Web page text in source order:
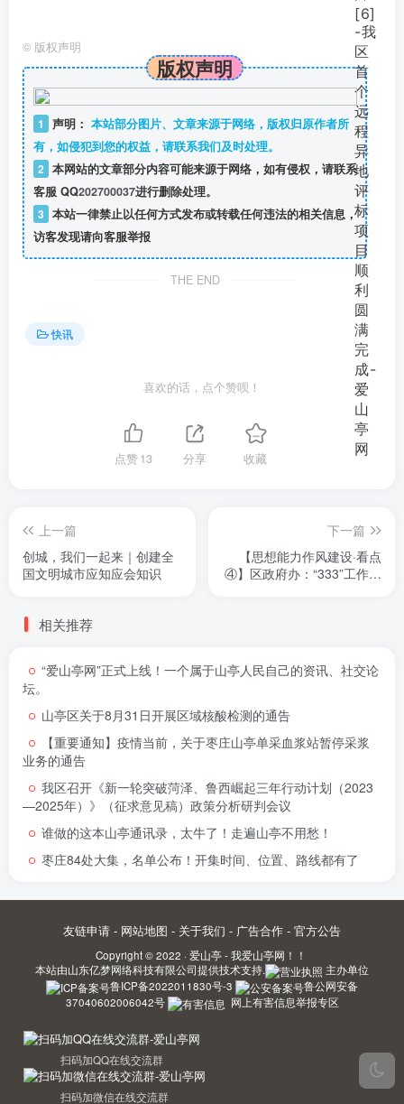
© 版权声明
版权声明
1 声明： 本站部分图片、文章来源于网络，版权归原作者所
有，如侵犯到您的权益，请联系我们及时处理。
2 本网站的文章部分内容可能来源于网络，如有侵权，请联系
客服 QQ202700037进行删除处理。
3 本站一律禁止以任何方式发布或转载任何违法的相关信息，
访客发现请向客服举报
THE END
快讯
喜欢的话，点个赞呗！
点赞13 分享 收藏
上一篇
创城，我们一起来｜创建全
国文明城市应知应会知识
下一篇
【思想能力作风建设·看点
④】区政府办：“333”工作法
相关推荐
“爱山亭网”正式上线！一个属于山亭人民自己的资讯、社交论
坛。
山亭区关于8月31日开展区域核酸检测的通告
【重要通知】疫情当前，关于枣庄山亭单采血浆站暂停采浆
业务的通告
我区召开《新一轮突破菏泽、鲁西崛起三年行动计划（2023
—2025年）》（征求意见稿）政策分析研判会议
谁做的这本山亭通讯录，太牛了！走遍山亭不用愁！
枣庄84处大集，名单公布！开集时间、位置、路线都有了
友链申请 - 网站地图 - 关于我们 - 广告合作 - 官方公告
Copyright © 2022 · 爱山亭 - 我爱山亭网！！
本站由山东亿梦网络科技有限公司提供技术支持.
主办单位
鲁ICP备2022011830号-3
鲁公网安备
37040602006042号
网上有害信息举报专区
扫码加QQ在线交流群
扫码加微信在线交流群